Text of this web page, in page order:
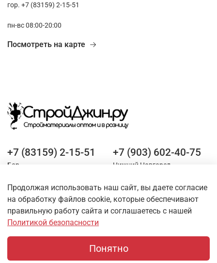
гор. +7 (83159) 2-15-51
пн-вс 08:00-20:00
Посмотреть на карте
+7 (83159) 2-15-51
Бор
+7 (903) 602-40-75
Нижний Новгород
Оставайтесь на связи
Продолжая использовать наш сайт, вы даете согласие
на обработку файлов cookie, которые обеспечивают
правильную работу сайта и соглашаетесь с нашей
Политикой безопасности
Понятно